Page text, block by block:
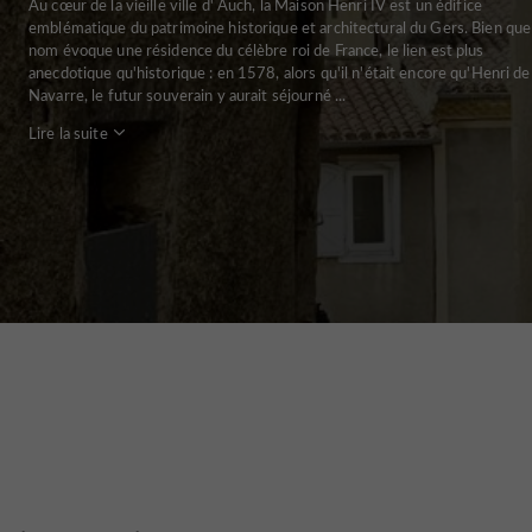
Au cœur de la vieille ville d' Auch, la Maison Henri IV est un édifice
emblématique du patrimoine historique et architectural du Gers. Bien
nom évoque une résidence du célèbre roi de France, le lien est plus
anecdotique qu'historique : en 1578, alors qu'il n'était encore qu'Henri de
Navarre, le futur souverain y aurait séjourné ...
Lire la suite